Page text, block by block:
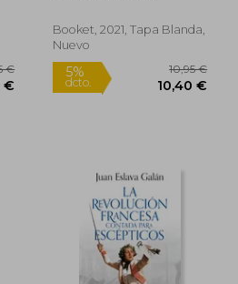
Booket, 2021, Tapa Blanda,
Nuevo